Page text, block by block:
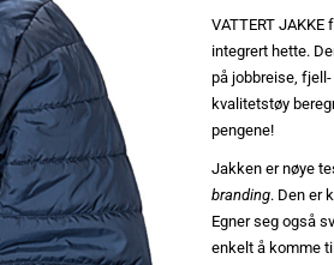
VATTERT
integrert hette.
på jobbreise,
kvalitetstøy
pengene!
Jakken er nøye
branding. Den er
Egner seg også
enkelt å komme